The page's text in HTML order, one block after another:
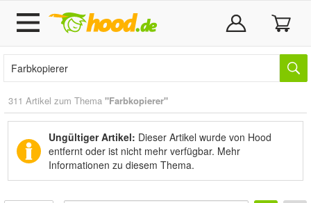
311 Artikel zum Thema "Farbkopierer"
Ungültiger Artikel: Dieser Artikel wurde von Hood
entfernt oder ist nicht mehr verfügbar. Mehr
Informationen zu diesem Thema.